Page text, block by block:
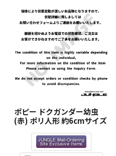
ポピー ドクガンダー幼虫
(赤) ポリ人形 約6cmサイズ